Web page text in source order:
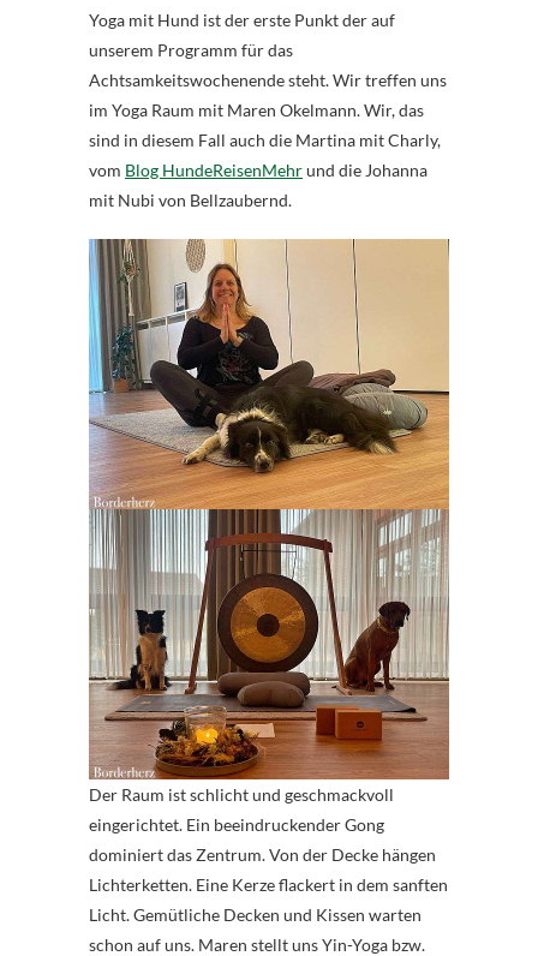
Yoga mit Hund ist der erste Punkt der auf
unserem Programm für das
Achtsamkeitswochenende steht. Wir treffen uns
im Yoga Raum mit Maren Okelmann. Wir, das
sind in diesem Fall auch die Martina mit Charly,
vom Blog HundeReisenMehrund die Johanna
mit Nubi von Bellzaubernd.
Der Raum ist schlicht und geschmackvoll
eingerichtet. Ein beeindruckender Gong
dominiert das Zentrum. Von der Decke hängen
Lichterketten. Eine Kerze flackert in dem sanften
Licht. Gemütliche Decken und Kissen warten
schon auf uns. Maren stellt uns Yin-Yoga bzw.